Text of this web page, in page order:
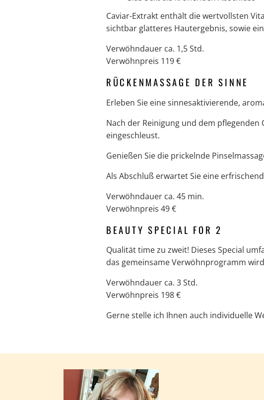
Caviar-Extrakt enthält die wertvollsten
sichtbar glatteres Hautergebnis, sowie
Verwöhndauer ca. 1,5 Std.
Verwöhnpreis 119 €
RÜCKENMASSAGE DER SINNE
Erleben Sie eine sinnesaktivierende,
Nach der Reinigung und dem
eingeschleust.
Genießen Sie die prickelnde
Als Abschluß erwartet Sie eine
Verwöhndauer ca. 45 min.
Verwöhnpreis 49 €
BEAUTY SPECIAL FOR 2
Qualität time zu zweit! Dieses Special
das gemeinsame Verwöhnprogramm
Verwöhndauer ca. 3 Std.
Verwöhnpreis 198 €
Gerne stelle ich Ihnen auch individuelle